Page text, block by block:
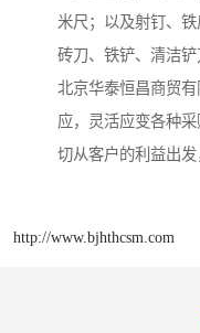
米尺；以及射钉、铁
砖刀、铁铲、清洁铲
北京华泰恒昌商贸
应，灵活应变各种
切从客户的利益出发
http://www.bjhthcsm.com